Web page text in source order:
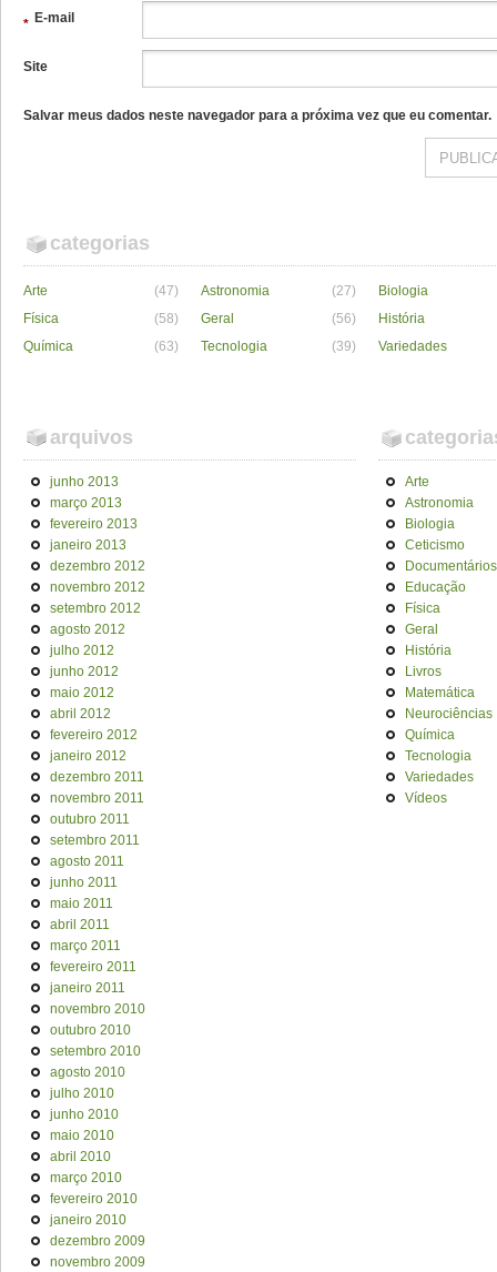
E-mail
*
Site
Salvar meus dados neste navegador para a próxima vez que eu comentar.
categorias
Arte (47) Astronomia (27)
Biologia
Física
(58) Geral (56)
História
Química
(63) Tecnologia (39) Variedades
arquivos
junho 2013
março 2013
fevereiro 2013
janeiro 2013
dezembro 2012
novembro 2012
setembro 2012
agosto 2012
julho 2012
junho 2012
maio 2012
abril 2012
fevereiro 2012
janeiro 2012
dezembro 2011
novembro 2011
outubro 2011
setembro 2011
agosto 2011
junho 2011
maio 2011
abril 2011
março 2011
fevereiro 2011
janeiro 2011
novembro 2010
outubro 2010
setembro 2010
agosto 2010
julho 2010
junho 2010
maio 2010
abril 2010
março 2010
fevereiro 2010
janeiro 2010
dezembro 2009
novembro 2009
Arte
Astronomia
Biologia
Ceticismo
Documentários
Educação
Física
Geral
História
Livros
Matemática
Neurociências
Química
Tecnologia
Variedades
Vídeos